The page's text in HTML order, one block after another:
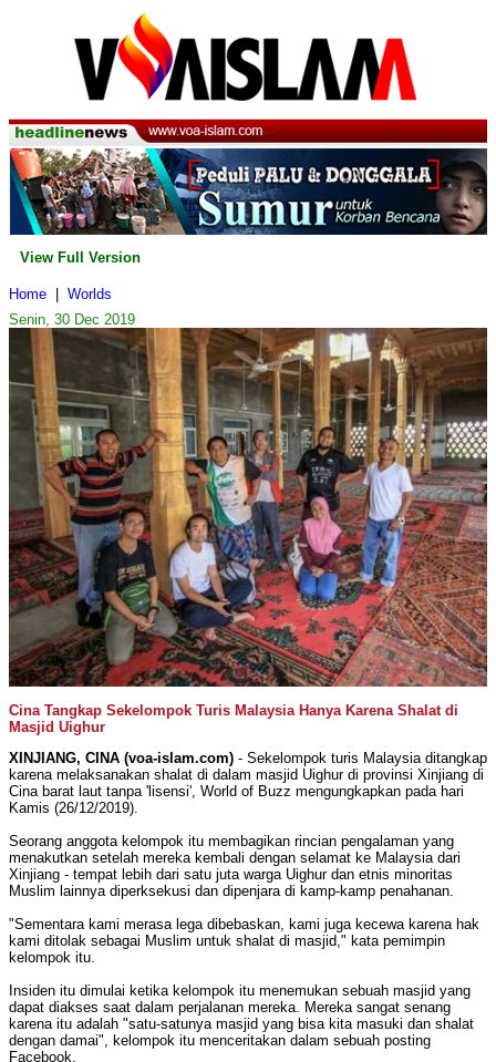
View Full Version
Home
Worlds
Senin, 30 Dec 2019
Cina Tangkap Sekelompok Turis Malaysia Hanya Karena Shalat di
Masjid Uighur
XINJIANG, CINA (voa-islam.com) - Sekelompok turis Malaysia ditangkap
karena melaksanakan shalat di dalam masjid Uighur di provinsi Xinjiang di
Cina barat laut tanpa 'lisensi', World of Buzz mengungkapkan pada hari
Kamis (26/12/2019).
Seorang anggota kelompok itu membagikan rincian pengalaman yang
menakutkan setelah mereka kembali dengan selamat ke Malaysia dari
Xinjiang - tempat lebih dari satu juta warga Uighur dan etnis minoritas
Muslim lainnya diperksekusi dan dipenjara di kamp-kamp penahanan.
"Sementara kami merasa lega dibebaskan, kami juga kecewa karena hak
kami ditolak sebagai Muslim untuk shalat di masjid," kata pemimpin
kelompok itu.
Insiden itu dimulai ketika kelompok itu menemukan sebuah masjid yang
dapat diakses saat dalam perjalanan mereka. Mereka sangat senang
karena itu adalah "satu-satunya masjid yang bisa kita masuki dan shalat
dengan damai", kelompok itu menceritakan dalam sebuah posting
Facebook.